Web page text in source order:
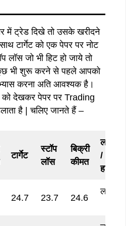
में ट्रेड दिखे तो उसके खरीदने
टार्गेट को एक पेपर पर नोट
लॉस जो भी हिट हो जाये तो
भी शुरू करने से पहले आपको
करना अति आवश्यक है।
को देखकर पेपर पर Trading
है | चलिए जानते हैं –
टार्गेट
स्टॉप
लॉस
बिक्री
कीमत
लाभ
/
हानि
24.7 23.7 24.6
लाभ